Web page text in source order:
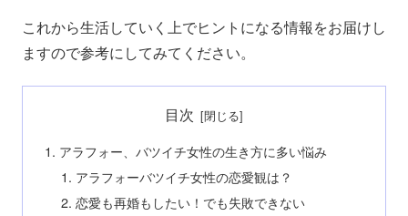
これから生活していく上でヒントになる情報をお届けし
ますので参考にしてみてください。
目次
アラフォー、バツイチ女性の生き方に多い悩み
アラフォーバツイチ女性の恋愛観は？
恋愛も再婚もしたい！でも失敗できない